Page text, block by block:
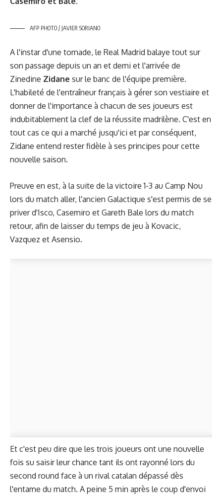
AFP PHOTO / JAVIER SORIANO
A l'instar d'une tornade, le Real Madrid balaye tout sur
son passage depuis un an et demi et l'arrivée de
Zinedine Zidane sur le banc de l'équipe première.
L'habileté de l'entraîneur français à gérer son vestiaire et
donner de l'importance à chacun de ses joueurs est
indubitablement la clef de la réussite madrilène. C'est en
tout cas ce qui a marché jusqu'ici et par conséquent,
Zidane entend rester fidèle à ses principes pour cette
nouvelle saison.
Preuve en est, à la suite de la victoire 1-3 au Camp Nou
lors du match aller, l'ancien Galactique s'est permis de se
priver d'Isco, Casemiro et Gareth Bale lors du match
retour, afin de laisser du temps de jeu à Kovacic,
Vazquez et Asensio.
Et c'est peu dire que les trois joueurs ont une nouvelle
fois su saisir leur chance tant ils ont rayonné lors du
second round face à un rival catalan dépassé dès
l'entame du match. A peine 5 min après le coup d'envoi